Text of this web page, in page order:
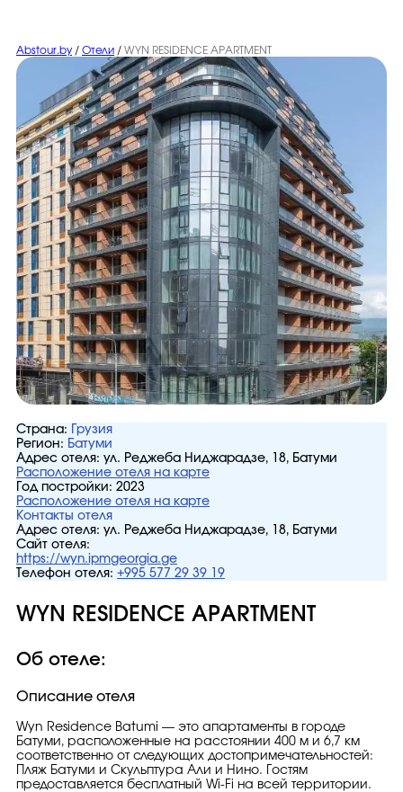
Abstour.by / Отели / WYN RESIDENCE APARTMENT
Страна:
Грузия
Регион: Батуми
Адрес отеля: ул. Реджеба Ниджарадзе, 18, Батуми
Расположение отеля на карте
Год постройки: 2023
Расположение отеля на карте
Контакты отеля
Адрес отеля: ул. Реджеба Ниджарадзе, 18, Батуми
Сайт отеля:
https://wyn.ipmgeorgia.ge
Телефон отеля: +995 577 29 39 19
WYN RESIDENCE APARTMENT
Об отеле:
Описание отеля
Wyn Residence Batumi — это апартаменты в городе
Батуми, расположенные на расстоянии 400 м и 6,7 км
соответственно от следующих достопримечательностей:
Пляж Батуми и Скульптура Али и Нино. Гостям
предоставляется бесплатный Wi-Fi на всей территории.